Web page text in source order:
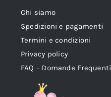
Chi siamo
Spedizioni e pagamenti
Termini e condizioni
Privacy policy
FAQ – Domande Frequenti